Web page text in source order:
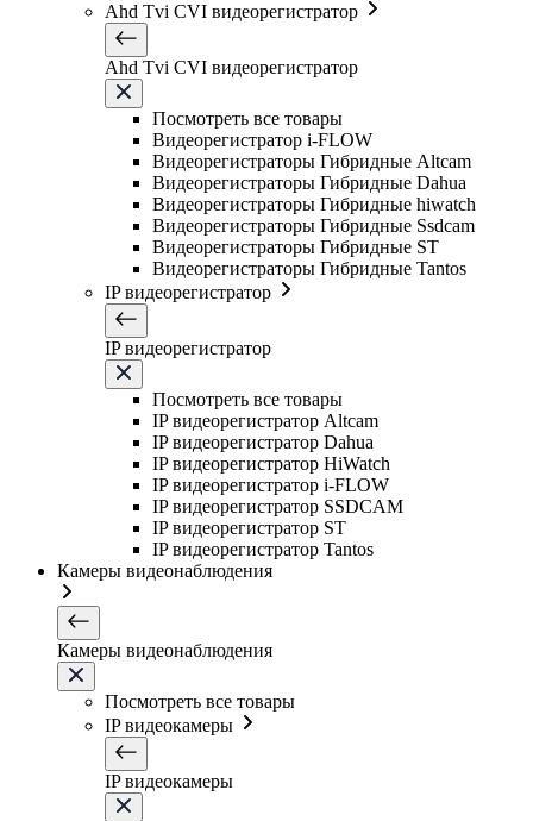
Ahd Tvi CVI видеорегистратор
Ahd Tvi CVI видеорегистратор
Посмотреть все товары
Видеорегистратор i-FLOW
Видеорегистраторы Гибридные Altcam
Видеорегистраторы Гибридные Dahua
Видеорегистраторы Гибридные hiwatch
Видеорегистраторы Гибридные Ssdcam
Видеорегистраторы Гибридные ST
Видеорегистраторы Гибридные Tantos
IP видеорегистратор
IP видеорегистратор
Посмотреть все товары
IP видеорегистратор Altcam
IP видеорегистратор Dahua
IP видеорегистратор HiWatch
IP видеорегистратор i-FLOW
IP видеорегистратор SSDCAM
IP видеорегистратор ST
IP видеорегистратор Tantos
Камеры видеонаблюдения
Камеры видеонаблюдения
Посмотреть все товары
IP видеокамеры
IP видеокамеры